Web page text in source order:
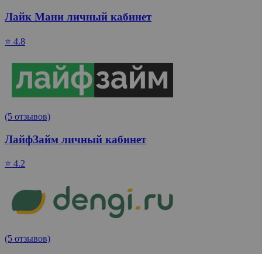
Лайк Мани личный кабинет
⭐ 4.8
(5 отзывов)
ЛайфЗайм личный кабинет
⭐ 4.2
(5 отзывов)